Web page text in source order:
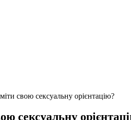
свою сексуальну орієнтацію?
сексуальну